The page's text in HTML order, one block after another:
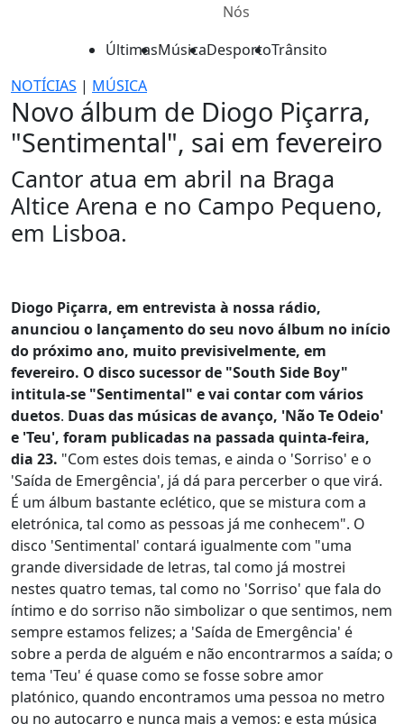
Nós
ÚltimasMúsicaDesportoTrânsito
NOTÍCIAS | MÚSICA
Novo álbum de Diogo Piçarra,
"Sentimental", sai em fevereiro
Cantor atua em abril na Braga
Altice Arena e no Campo Pequeno,
em Lisboa.
Diogo Piçarra, em entrevista à nossa rádio,
anunciou o lançamento do seu novo álbum no início
do próximo ano, muito previsivelmente, em
fevereiro. O disco sucessor de "South Side Boy"
intitula-se "Sentimental" e vai contar com vários
duetos. Duas das músicas de avanço, 'Não Te Odeio'
e 'Teu', foram publicadas na passada quinta-feira,
dia 23. "Com estes dois temas, e ainda o 'Sorriso' e o
'Saída de Emergência', já dá para percerber o que virá.
É um álbum bastante eclético, que se mistura com a
eletrónica, tal como as pessoas já me conhecem". O
disco 'Sentimental' contará igualmente com "uma
grande diversidade de letras, tal como já mostrei
nestes quatro temas, tal como no 'Sorriso' que fala do
íntimo e do sorriso não simbolizar o que sentimos, nem
sempre estamos felizes; a 'Saída de Emergência' é
sobre a perda de alguém e não encontrarmos a saída; o
tema 'Teu' é quase como se fosse sobre amor
platónico, quando encontramos uma pessoa no metro
ou no autocarro e nunca mais a vemos; e esta música